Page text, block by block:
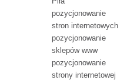
pozycjonowanie
stron internetowych
pozycjonowanie
sklepów www
pozycjonowanie
strony internetowej